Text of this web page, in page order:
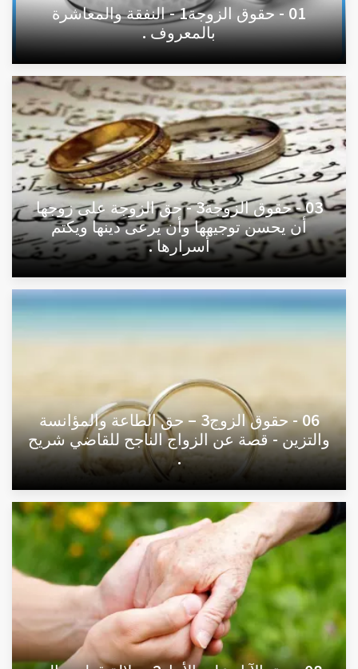
01 - حقوق الزوجة1 - النفقة والمعاشرة
بالمعروف .
03 - حقوق الزوجة3 - حق الزوجة على زوجها
أن يحسن توجيهها وأن يرعى دينها ويكتم
أسرارها .
06 - حقوق الزوج3 – حق الطاعة والمؤانسة
والتزين - قصة عن الزواج الناجح للقاضي شريح
.